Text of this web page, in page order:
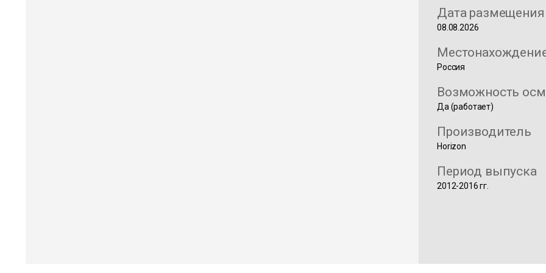
Дата размещения
08.08.2026
Россия
Возможность
Да (работает)
Производитель
Horizon
Период выпуска
2012-2016 гг.